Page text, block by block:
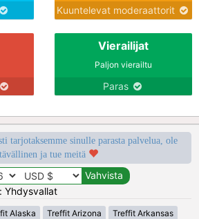
Kuuntelevat moderaattorit
Vierailijat
Paljon vierailtu
Paras
tarjotaksemme sinulle parasta palvelua, ole
ja tue meitä
Yhdysvallat
Alaska Treffit Arizona Treffit Arkansas